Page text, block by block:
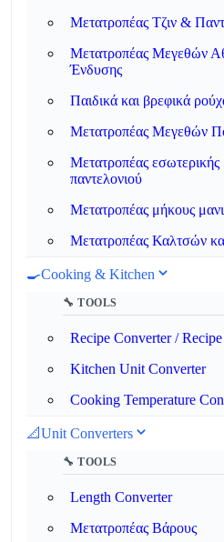
Μετατροπέας Τζιν &
Μετατροπέας Μεγεθών
Ένδυσης
Παιδικά και βρεφικά
Μετατροπέας Μεγεθών
Μετατροπέας εσωτερικής
παντελονιού
Μετατροπέας μήκους
Μετατροπέας Καλτσών
🍳Cooking & Kitchen
🔧 TOOLS
Recipe Converter /
Kitchen Unit Converter
Cooking Temperature
📐Unit Converters
🔧 TOOLS
Length Converter
Μετατροπέας Βάρους